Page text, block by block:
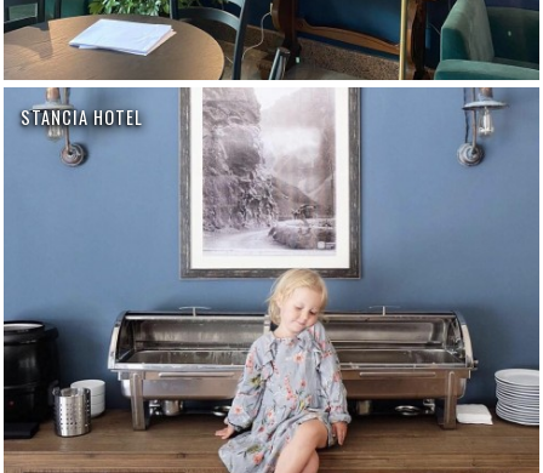
STANCIA HOTEL